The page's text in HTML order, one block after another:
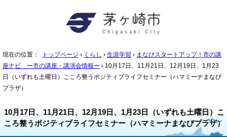
現在の位置： トップページ › くらし › 生涯学習 › まなびスタートアップ！市の講
座ナビ ー市の講座・講演会情報ー › 10月17日、11月21日、12月19日、1月23
日（いずれも土曜日）こころ整うポジティブライフセミナー（ハマミーナまなび
プラザ）
10月17日、11月21日、12月19日、1月23日（いずれも土曜日）こ
ころ整うポジティブライフセミナー（ハマミーナまなびプラザ）